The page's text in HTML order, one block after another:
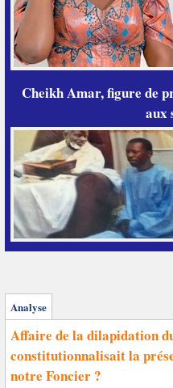
Cheikh Amar, figure de
aux
Analyse
Affaire de la dilapidation
constitutionnalisait la
notre Foncier ?